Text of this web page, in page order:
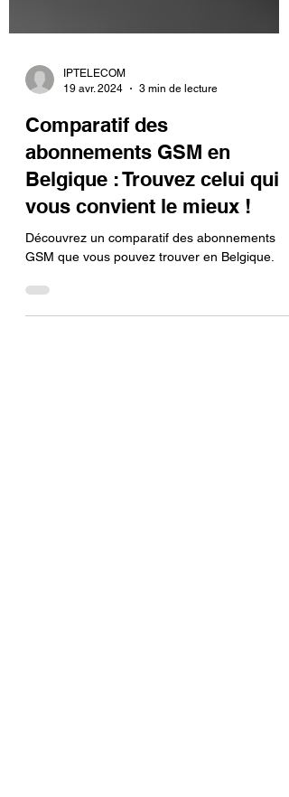
19 avr. 2024
3 min de lecture
Comparatif des
abonnements GSM en
Belgique : Trouvez celui qui
vous convient le mieux !
GSM que vous pouvez trouver en Belgique.